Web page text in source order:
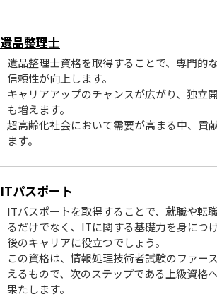
遺品整理士
遺品整理士資格を取得することで、専門的
信頼性が向上します。
キャリアアップのチャンスが広がり、独立
も増えます。
超高齢化社会において需要が高まる中、貢
ます。
ITパスポート
ITパスポートを取得することで、就職や転
るだけでなく、ITに関する基礎力を身につ
後のキャリアに役立つでしょう。
この資格は、情報処理技術者試験のファー
えるもので、次のステップである上級資格
果たします。